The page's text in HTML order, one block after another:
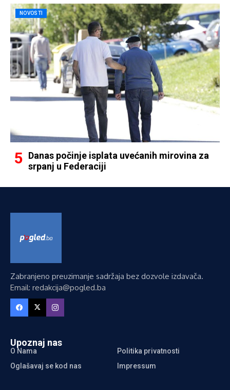
NOVOSTI
Danas počinje isplata uvećanih mirovina za
srpanj u Federaciji
Zabranjeno preuzimanje sadržaja bez dozvole izdavača.
Email: redakcija@pogled.ba
Upoznaj nas
O Nama
Politika privatnosti
Oglašavaj se kod nas
Impressum